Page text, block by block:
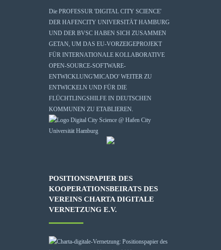
Die PROFESSUR 'DIGITAL CITY SCIENCE'
DER HAFENCITY UNIVERSITÄT HAMBURG
UND DER BVSC HABEN SICH ZUSAMMEN
GETAN, UM DAS EU-VORZEIGEPROJEKT
FÜR INTERNATIONALE KOLLABORATIVE
OPEN-SOURCE-SOFTWARE-
ENTWICKLUNG'MICADO' WEITER ZU
ENTWICKELN UND FÜR DIE
FLÜCHTLINGSHILFE IN DEUTSCHEN
KOMMUNEN ZU ETABLIEREN.
POSITIONSPAPIER DES
KOOPERATIONSBEIRATS DES
VEREINS CHARTA DIGITALE
VERNETZUNG E.V.